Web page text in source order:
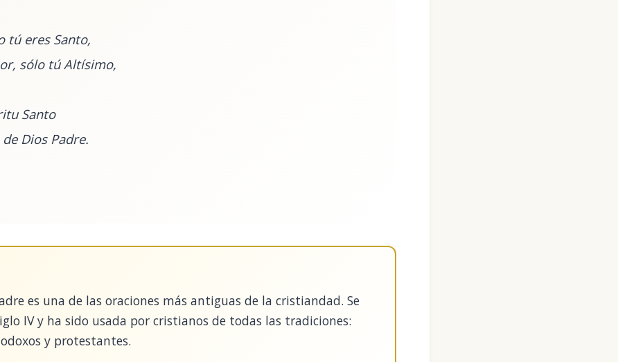
tú eres Santo,
sólo tú Altísimo,
Santo
Dios Padre.
es una de las oraciones más antiguas de la cristiandad. Se
IV y ha sido usada por cristianos de todas las tradiciones:
y protestantes.